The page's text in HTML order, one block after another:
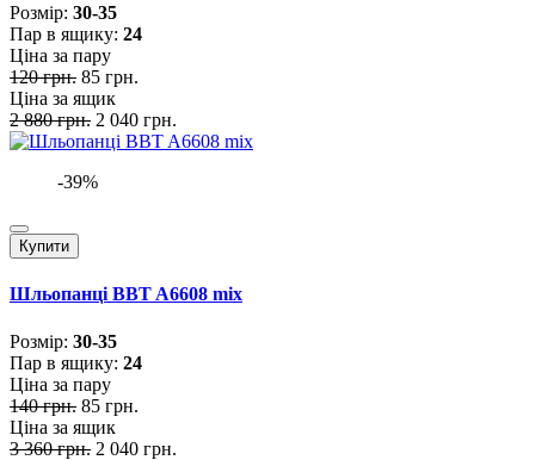
Розмiр: 30-35
Пар в ящику: 24
Ціна за пару
120 грн. 85 грн.
Ціна за ящик
2 880 грн. 2 040 грн.
-39%
Купити
Шльопанці BBT A6608 mix
Розмiр: 30-35
Пар в ящику: 24
Ціна за пару
140 грн. 85 грн.
Ціна за ящик
3 360 грн. 2 040 грн.